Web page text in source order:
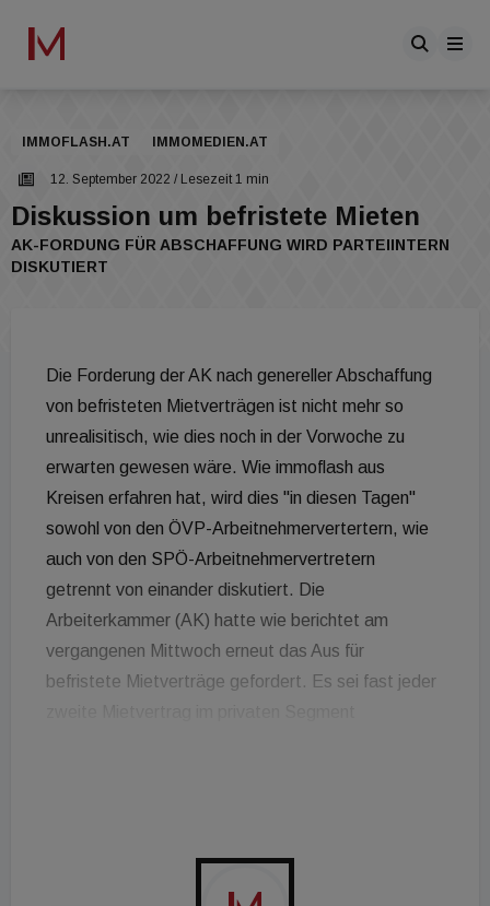
IMMOFLASH.AT IMMOMEDIEN.AT
12. September 2022 / Lesezeit 1 min
Diskussion um befristete Mieten
AK-FORDUNG FÜR ABSCHAFFUNG WIRD PARTEIINTERN
DISKUTIERT
Die Forderung der AK nach genereller Abschaffung
von befristeten Mietverträgen ist nicht mehr so
unrealisitisch, wie dies noch in der Vorwoche zu
erwarten gewesen wäre. Wie immoflash aus
Kreisen erfahren hat, wird dies "in diesen Tagen"
sowohl von den ÖVP-Arbeitnehmervertertern, wie
auch von den SPÖ-Arbeitnehmervertretern
getrennt von einander diskutiert. Die
Arbeiterkammer (AK) hatte wie berichtet am
vergangenen Mittwoch erneut das Aus für
befristete Mietverträge gefordert. Es sei fast jeder
Schnitt um 130 Euro pro Monat teurer als
unbefristete Verträge. "Schließlich kann jede